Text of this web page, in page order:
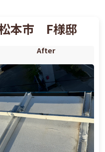
本市 F様邸
After